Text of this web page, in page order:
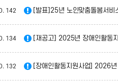
142 [발표]25년 노인맞춤돌봄서비
134 [재공고] 2025년 장애인활동
132 [장애인활동지원사업] 2026년